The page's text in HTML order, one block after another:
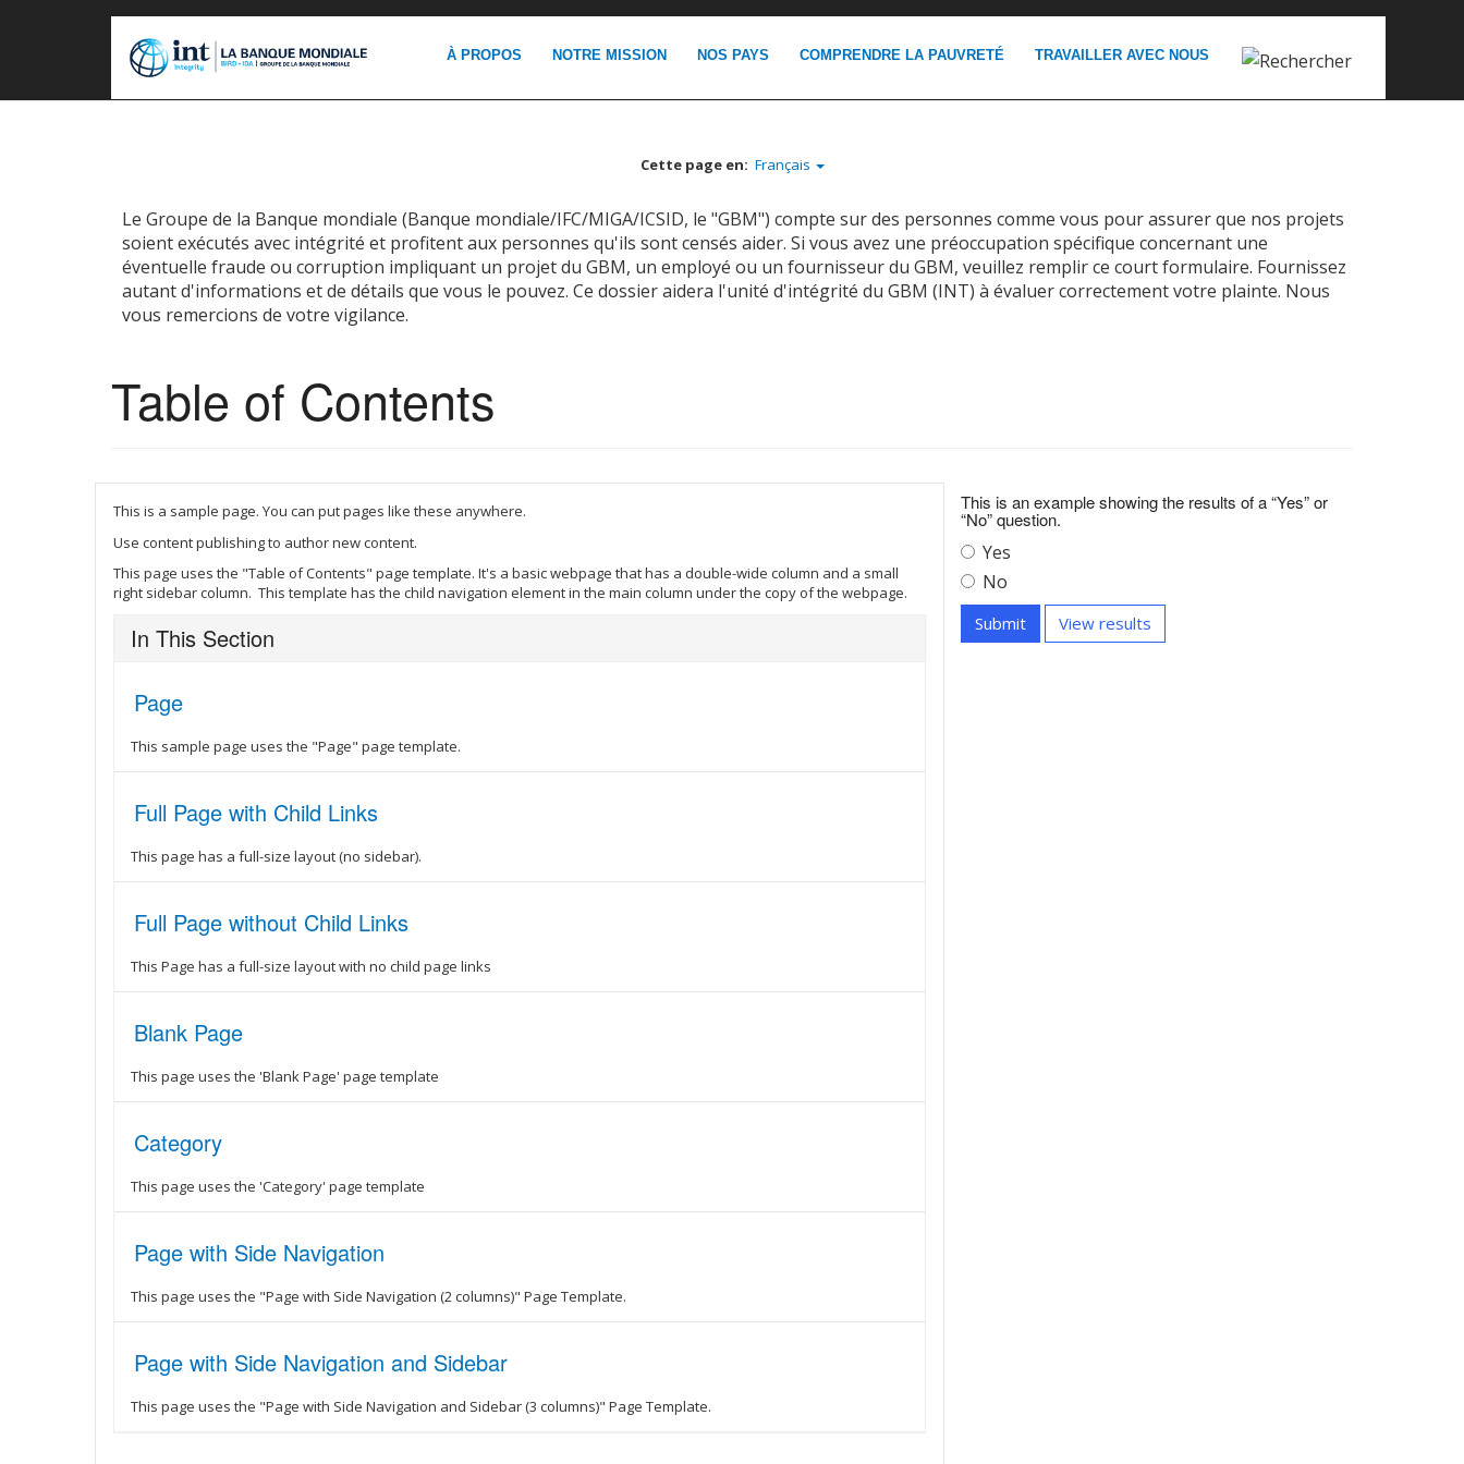
À PROPOS NOTRE MISSION NOS PAYS COMPRENDRE LA PAUVRETÉ TRAVAILLER AVEC NOUS
Cette page en: Français
Le Groupe de la Banque mondiale (Banque mondiale/IFC/MIGA/ICSID, le "GBM") compte sur des personnes comme vous pour assurer que nos projets
soient exécutés avec intégrité et profitent aux personnes qu'ils sont censés aider. Si vous avez une préoccupation spécifique concernant une
éventuelle fraude ou corruption impliquant un projet du GBM, un employé ou un fournisseur du GBM, veuillez remplir ce court formulaire. Fournissez
autant d'informations et de détails que vous le pouvez. Ce dossier aidera l'unité d'intégrité du GBM (INT) à évaluer correctement votre plainte. Nous
vous remercions de votre vigilance.
Table of Contents
This is a sample page. You can put pages like these anywhere.
Use content publishing to author new content.
This page uses the "Table of Contents" page template. It's a basic webpage that has a double-wide column and a small
right sidebar column. This template has the child navigation element in the main column under the copy of the webpage.
In This Section
Page
This sample page uses the "Page" page template.
Full Page with Child Links
This page has a full-size layout (no sidebar).
Full Page without Child Links
This Page has a full-size layout with no child page links
Blank Page
This page uses the 'Blank Page' page template
Category
This page uses the 'Category' page template
Page with Side Navigation
This page uses the "Page with Side Navigation (2 columns)" Page Template.
Page with Side Navigation and Sidebar
This page uses the "Page with Side Navigation and Sidebar (3 columns)" Page Template.
This is an example showing the results of a “Yes” or
“No” question.
This
is
an
example
showing
Yes
This
is
an
No
Submit View results